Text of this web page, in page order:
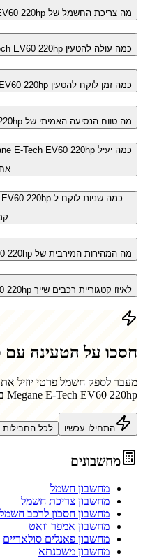
מה צריכת החשמל של Renault Megane E-Tech EV60 220hp?
כמה עולה להטעין Renault Megane E-Tech EV60 220hp?
כמה זמן לוקח להטעין Renault Megane E-Tech EV60 220hp?
מה טווח הנסיעה האמיתי של Renault Megane E-Tech EV60 220hp?
מה המהירות המירבית של Renault Megane E-Tech EV60 220hp?
לאיזו קטגוריית רכבים שייך Renault Megane E-Tech EV60 220hp?
חסכו על הטעינה
מעבר לספק חשמל פרטי יוזיל
Megane E-Tech EV60 220hp ב-
התחילו עכשיו לכל החבילות
מחשבונים
מחשבון חשמל
מחשבון צריכת חשמל
מחשבון חסכון לרכב
מחשבון אמפר וואט
מחשבון פאנלים סולאריים
מחשבון משכנתא